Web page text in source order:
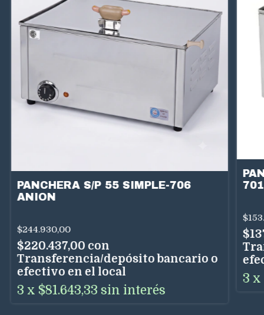
PANCHERA S/P 55 SIMPLE-706
ANION
$244.930,00
$220.437,00 con
Transferencia/depósito bancario o
efectivo en el local
3 x $81.643,33 sin interés
3 x